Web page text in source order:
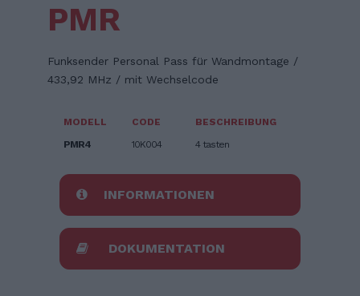
PMR
Funksender Personal Pass für Wandmontage /
433,92 MHz / mit Wechselcode
MODELL CODE
BESCHREIBUNG
PMR4
10K004 4 tasten
INFORMATIONEN
DOKUMENTATION